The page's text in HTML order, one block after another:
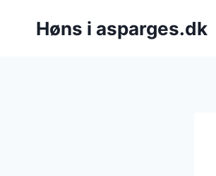
Høns i asparges.dk